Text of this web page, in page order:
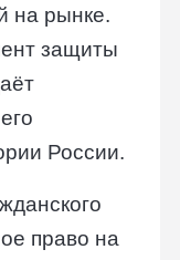
на рынке.
защиты
России.
право на